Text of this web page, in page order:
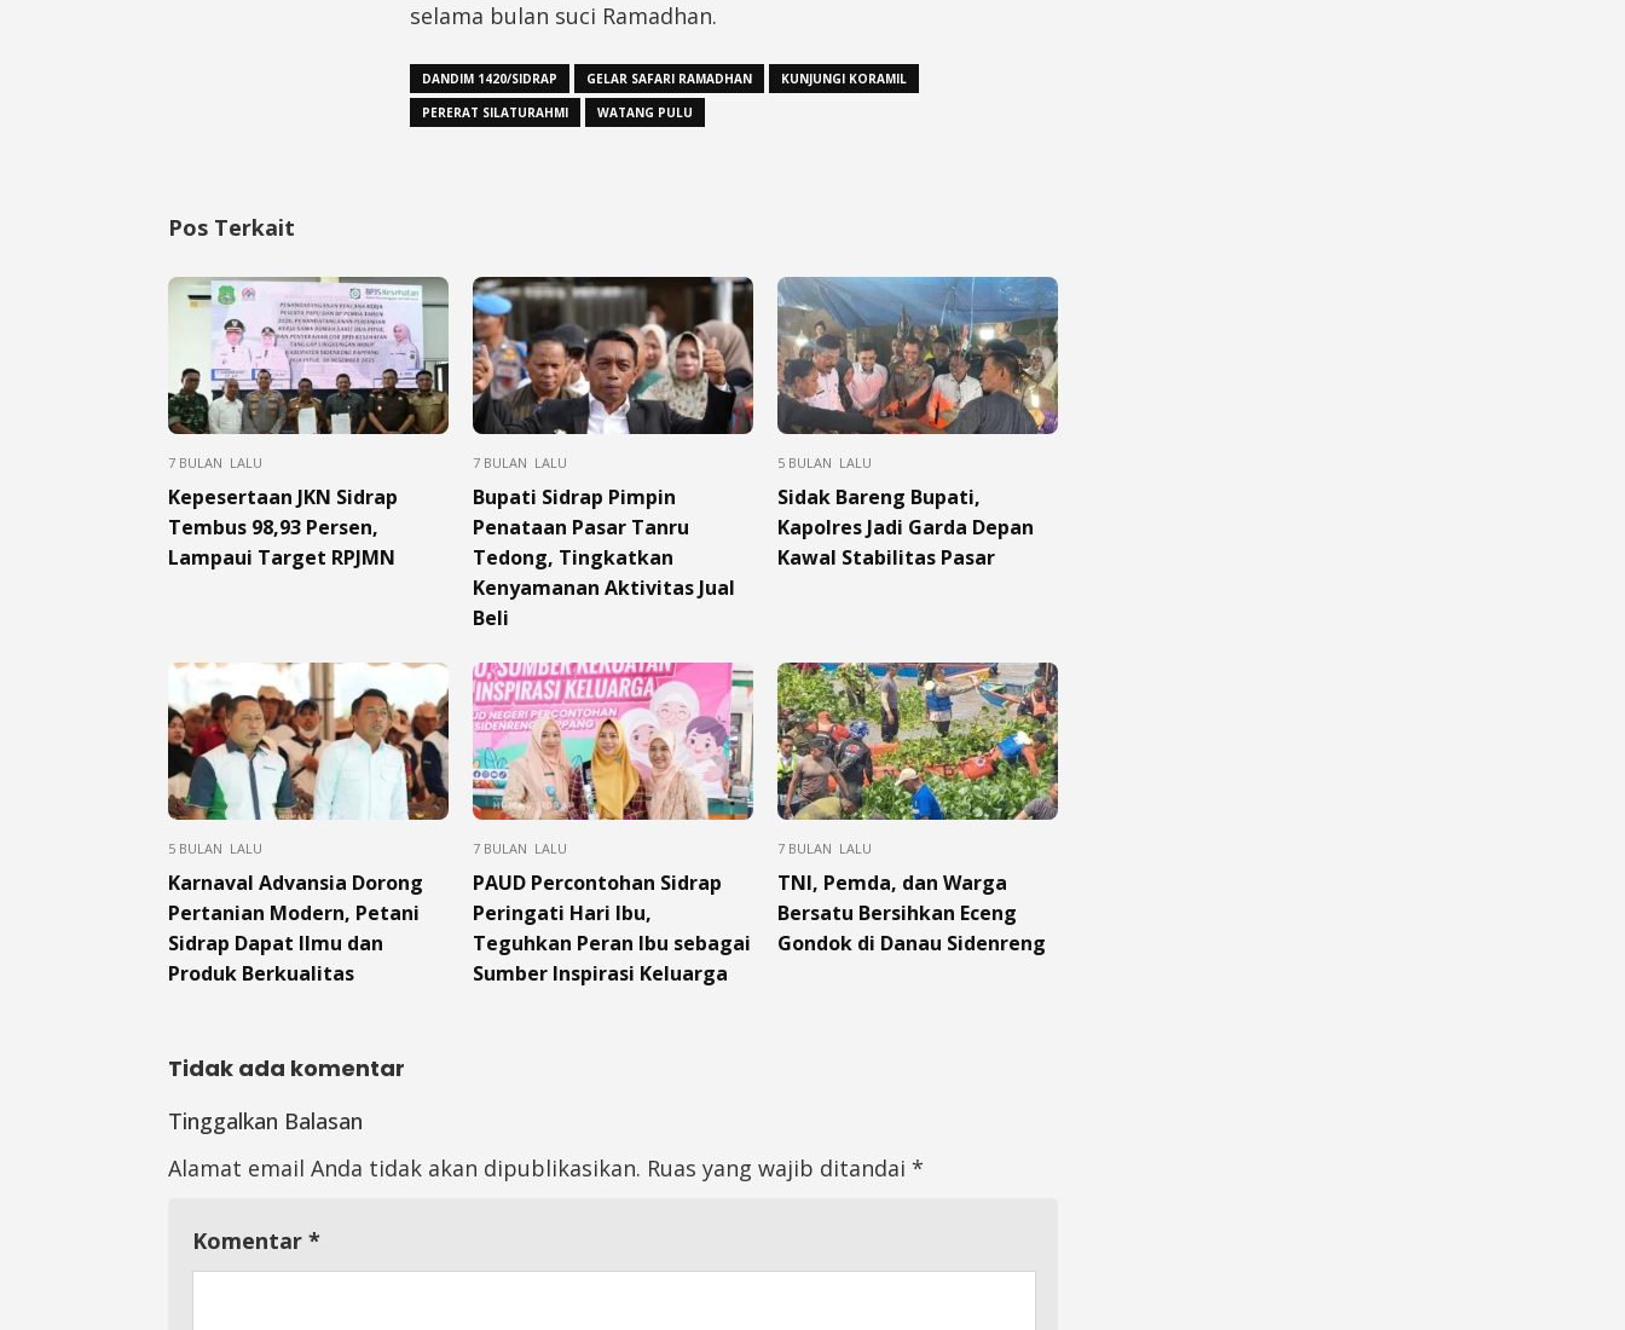
selama bulan suci Ramadhan.
DANDIM 1420/SIDRAP GELAR SAFARI RAMADHAN
KUNJUNGI KORAMIL
PERERAT SILATURAHMI
WATANG PULU
Pos Terkait
7 BULAN LALU
Kepesertaan JKN Sidrap
Tembus 98,93 Persen,
Lampaui Target RPJMN
7 BULAN LALU
Bupati Sidrap Pimpin
Penataan Pasar Tanru
Tedong, Tingkatkan
Kenyamanan Aktivitas Jual
Beli
5 BULAN LALU
Sidak Bareng Bupati,
Kapolres Jadi Garda Depan
Kawal Stabilitas Pasar
5 BULAN LALU
Karnaval Advansia Dorong
Pertanian Modern, Petani
Sidrap Dapat Ilmu dan
Produk Berkualitas
7 BULAN LALU
PAUD Percontohan Sidrap
Peringati Hari Ibu,
Teguhkan Peran Ibu sebagai
Sumber Inspirasi Keluarga
7 BULAN LALU
TNI, Pemda, dan Warga
Bersatu Bersihkan Eceng
Gondok di Danau Sidenreng
Tidak ada komentar
Tinggalkan Balasan
Alamat email Anda tidak akan dipublikasikan. Ruas yang wajib ditandai *
Komentar *